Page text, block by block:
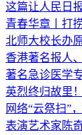
这篇让人民日
青春华章丨打
北师大校长办
香港著名报人
著名急诊医学
英烈终归故里
网络“云祭扫”
表演艺术家陈